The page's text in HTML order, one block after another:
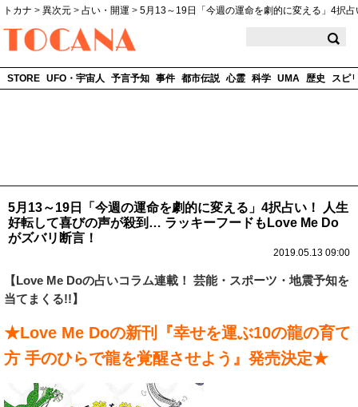
トカナ > 異次元 > 占い・開運 > 5月13～19日「今週の運命を劇的に変える」4択占
STORE UFO・宇宙人 予言予知 事件 都市伝説 心霊 科学 UMA 歴史 スピ
5月13～19日「今週の運命を劇的に変える」4択占い！ 人生
好転して喜びの声が殺到… ラッキーフードもLove Me Do
がズバリ断言！
2019.05.13 09:00
【Love Me Doの占いコラム連載！ 芸能・スポーツ・地震予知を
当てまくる!!】
★Love Me Doの新刊『幸せを運ぶ10の龍の育て
方 手のひらで龍を覚醒させよう』発売決定★